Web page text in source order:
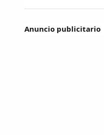
Anuncio publicitario